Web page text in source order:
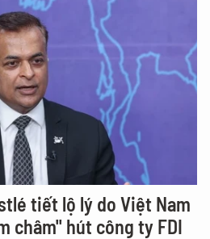
tiết lộ lý do Việt Nam
châm" hút công ty FDI